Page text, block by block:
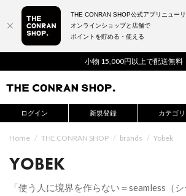
小物 15,000円以上で配送無料
ログイン 新規登録 カテゴリ
Home / THE CONRAN SHOP / brands / Yobek
YOBEK
「使う人に境界を作らない＝seamless（
THE CONRAN SHOP公式アプリニュー
オンラインショップと店舗で
ポイントを貯める・使える